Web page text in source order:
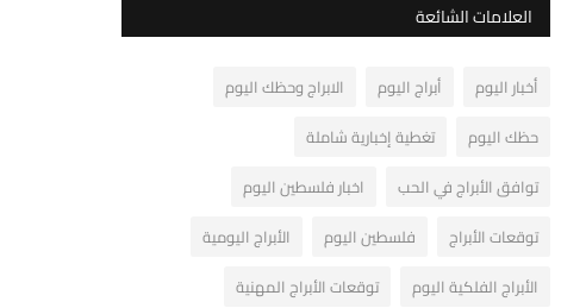
العلامات الشائعة
أخبار اليوم أبراج اليوم
الابراج وحظك اليوم
حظك اليوم
تغطية إخبارية شاملة
توافق الأبراج في الحب
اخبار فلسطين اليوم
توقعات الأبراج
فلسطين اليوم
الأبراج اليومية
الأبراج الفلكية اليوم
توقعات الأبراج المهنية